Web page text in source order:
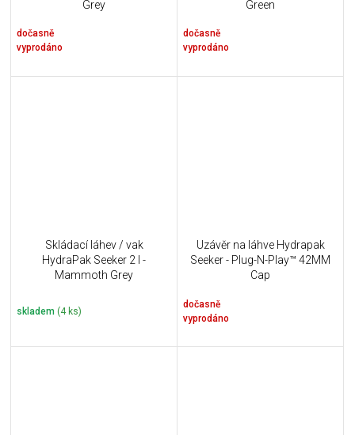
Grey
dočasně
vyprodáno
Green
dočasně
vyprodáno
Skládací láhev / vak
HydraPak Seeker 2 l -
Mammoth Grey
skladem (4 ks)
Uzávěr na láhve Hydrapak
Seeker - Plug-N-Play™ 42MM
Cap
dočasně
vyprodáno